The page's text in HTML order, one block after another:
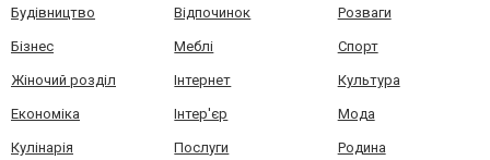
Будівництво Відпочинок Розваги
Бізнес Меблі Спорт
Жіночий розділ Інтернет Культура
Економіка Інтер'єр Мода
Кулінарія Послуги Родина